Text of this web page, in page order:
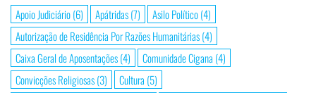
Apoio Judiciário(6) Apátridas(7) Asilo Político(4)
Autorização de Residência Por Razões Humanitárias(4)
Caixa Geral de Aposentações(4) Comunidade Cigana (4)
Convicções Religiosas(3) Cultura (5)